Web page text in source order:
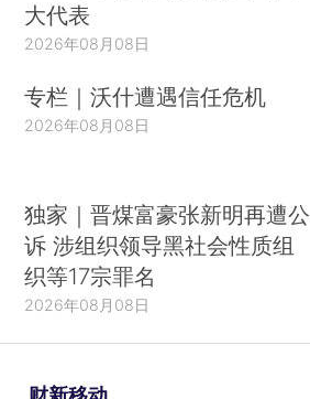
大代表
2026年08月08日
专栏｜沃什遭遇信任危机
2026年08月08日
独家｜晋煤富豪张新明再遭公
诉 涉组织领导黑社会性质组
织等17宗罪名
2026年08月08日